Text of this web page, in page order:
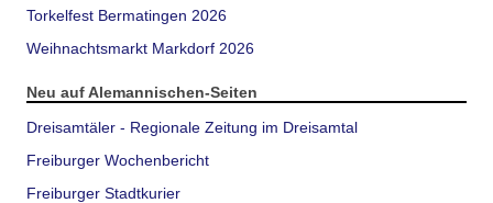
Torkelfest Bermatingen 2026
Weihnachtsmarkt Markdorf 2026
Neu auf Alemannischen-Seiten
Dreisamtäler - Regionale Zeitung im Dreisamtal
Freiburger Wochenbericht
Freiburger Stadtkurier